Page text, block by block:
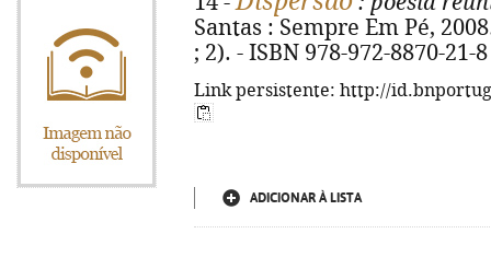
Santas : Sempre Em Pé,
; 2). - ISBN 978-972-8870-21-8
Link persistente: http://
ADICIONAR À LISTA